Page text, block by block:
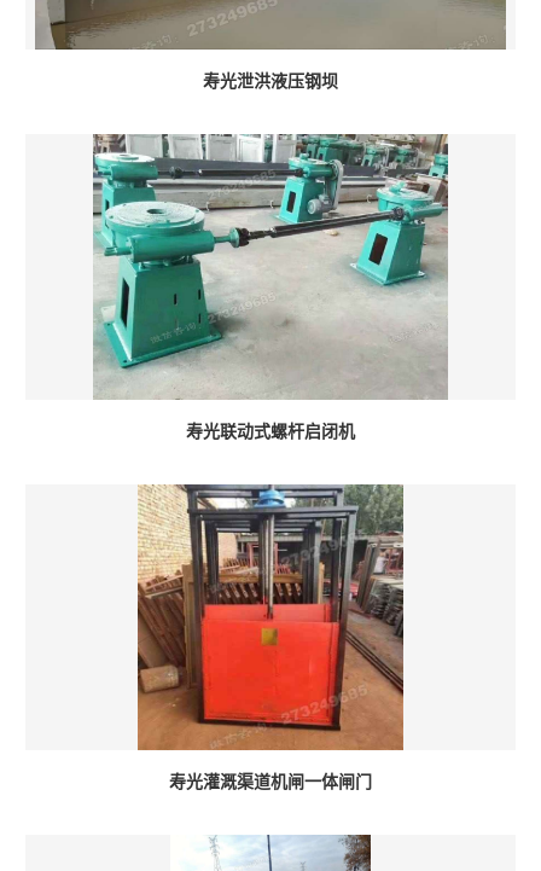
寿光泄洪液压钢坝
寿光联动式螺杆启闭机
寿光灌溉渠道机闸一体闸门